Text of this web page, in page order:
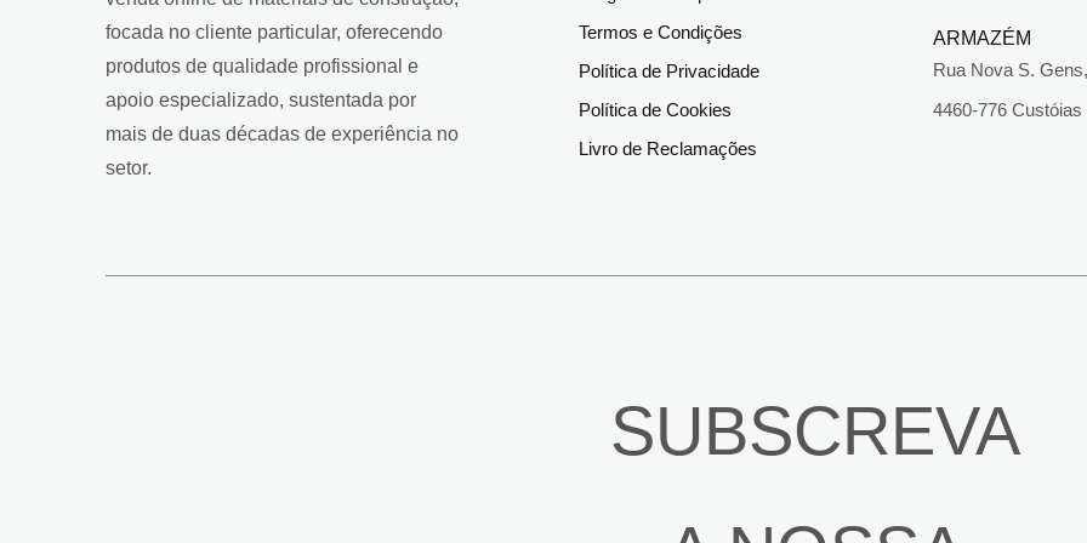
focada no cliente particular, oferecendo
produtos de qualidade profissional e
apoio especializado, sustentada por
mais de duas décadas de experiência no
setor.
Termos e Condições
Política de Privacidade
Política de Cookies
Livro de Reclamações
ARMAZÉM
Rua Nova S.
4460-776 Custóias
SUBSCREVA